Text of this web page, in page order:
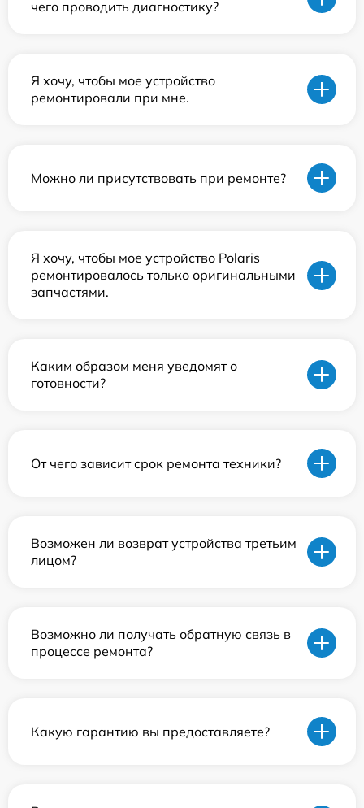
чего проводить диагностику?
Я хочу, чтобы мое устройство
ремонтировали при мне.
Можно ли присутствовать при ремонте?
Я хочу, чтобы мое устройство Polaris
ремонтировалось только оригинальными
запчастями.
Каким образом меня уведомят о
готовности?
От чего зависит срок ремонта техники?
Возможен ли возврат устройства третьим
лицом?
Возможно ли получать обратную связь в
процессе ремонта?
Какую гарантию вы предоставляете?